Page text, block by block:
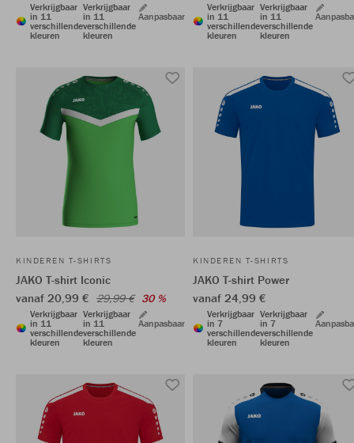
Verkrijgbaar
in 11
verschillende
kleuren
Verkrijgbaar
in 11
verschillende
kleuren
Aanpasbaar
Verkrijgbaar
in 11
verschillende
kleuren
Verkrijgbaar
in 11
verschillende
kleuren
KINDEREN T-SHIRTS
JAKO T-shirt Iconic
vanaf 20,99 € 29,99 € 30 %
Verkrijgbaar
in 11
verschillende
kleuren
Verkrijgbaar
in 11
verschillende
kleuren
Aanpasbaar
KINDEREN T-SHIRTS
JAKO T-shirt Power
vanaf 24,99 €
Verkrijgbaar
in 7
verschillende
kleuren
Verkrijgbaar
in 7
verschillende
kleuren